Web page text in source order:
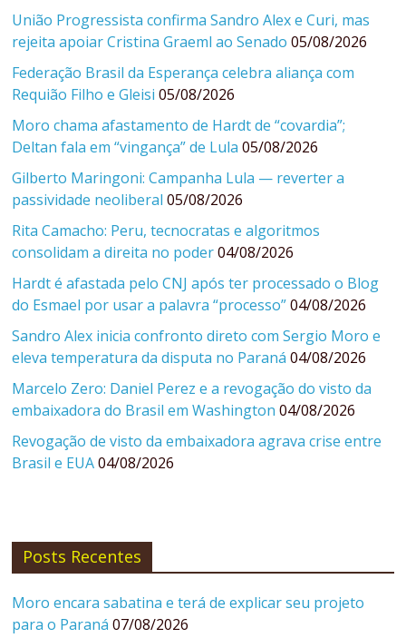
União Progressista confirma Sandro Alex e Curi, mas
rejeita apoiar Cristina Graeml ao Senado 05/08/2026
Federação Brasil da Esperança celebra aliança com
Requião Filho e Gleisi 05/08/2026
Moro chama afastamento de Hardt de “covardia”;
Deltan fala em “vingança” de Lula 05/08/2026
Gilberto Maringoni: Campanha Lula — reverter a
passividade neoliberal 05/08/2026
Rita Camacho: Peru, tecnocratas e algoritmos
consolidam a direita no poder 04/08/2026
Hardt é afastada pelo CNJ após ter processado o Blog
do Esmael por usar a palavra “processo” 04/08/2026
Sandro Alex inicia confronto direto com Sergio Moro e
eleva temperatura da disputa no Paraná 04/08/2026
Marcelo Zero: Daniel Perez e a revogação do visto da
embaixadora do Brasil em Washington 04/08/2026
Revogação de visto da embaixadora agrava crise entre
Brasil e EUA 04/08/2026
Posts Recentes
Moro encara sabatina e terá de explicar seu projeto
para o Paraná 07/08/2026